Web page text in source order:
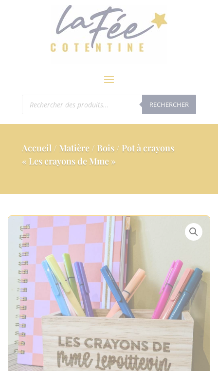
de RECHERCHER
Accueil/ Matière/ Bois/ Pot à crayons
« Les crayons de Mme »
modal-check